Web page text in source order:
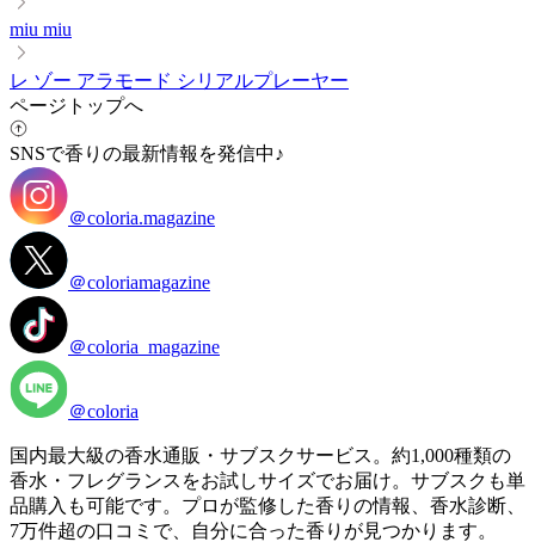
miu miu
レ ゾー アラモード シリアルプレーヤー
ページトップへ
SNSで香りの最新情報を発信中♪
＠coloria.magazine
＠coloriamagazine
＠coloria_magazine
＠coloria
国内最大級の香水通販・サブスクサービス。約1,000種類の
香水・フレグランスをお試しサイズでお届け。サブスクも単
品購入も可能です。プロが監修した香りの情報、香水診断、
7万件超の口コミで、自分に合った香りが見つかります。